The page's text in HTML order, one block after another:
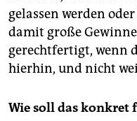
gelassen werden
damit große
gerechtfertigt, wenn
hierhin, und nicht
Wie soll das konkret